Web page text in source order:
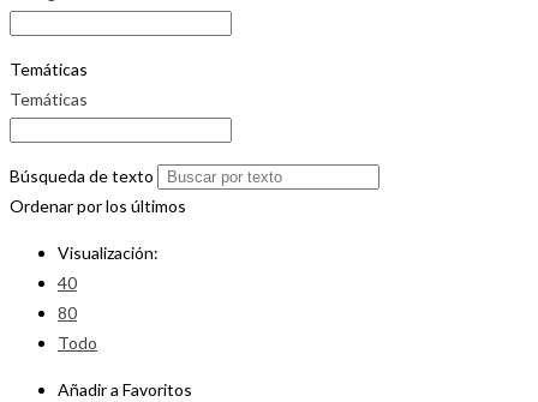
Temáticas
Temáticas
Búsqueda de texto
Ordenar por los últimos
Visualización:
40
80
Todo
Añadir a Favoritos